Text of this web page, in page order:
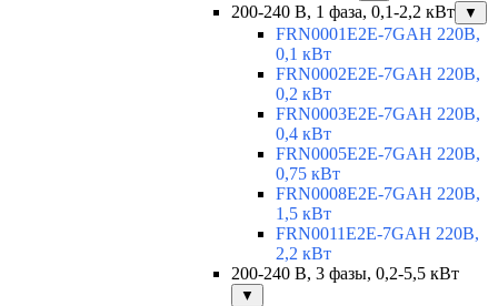
200-240 В, 1 фаза, 0,1-2,2 кВт ▼
FRN0001E2E-7GAH 220В,
0,1 кВт
FRN0002E2E-7GAH 220В,
0,2 кВт
FRN0003E2E-7GAH 220В,
0,4 кВт
FRN0005E2E-7GAH 220В,
0,75 кВт
FRN0008E2E-7GAH 220В,
1,5 кВт
FRN0011E2E-7GAH 220В,
2,2 кВт
200-240 В, 3 фазы, 0,2-5,5 кВт
▼